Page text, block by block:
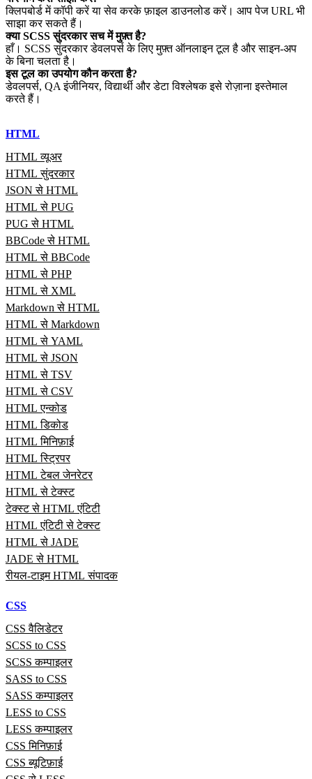
क्लिपबोर्ड में कॉपी करें या सेव करके फ़ाइल डाउनलोड करें। आप पेज URL भी
साझा कर सकते हैं।
क्या SCSS सुंदरकार सच में मुफ़्त है?
हाँ। SCSS सुंदरकार डेवलपर्स के लिए मुफ़्त ऑनलाइन टूल है और साइन‑अप
के बिना चलता है।
इस टूल का उपयोग कौन करता है?
डेवलपर्स, QA इंजीनियर, विद्यार्थी और डेटा विश्लेषक इसे रोज़ाना इस्तेमाल
करते हैं।
HTML
HTML व्यूअर
HTML सुंदरकार
JSON से HTML
HTML से PUG
PUG से HTML
BBCode से HTML
HTML से BBCode
HTML से PHP
HTML से XML
Markdown से HTML
HTML से Markdown
HTML से YAML
HTML से JSON
HTML से TSV
HTML से CSV
HTML एन्कोड
HTML डिकोड
HTML मिनिफ़ाई
HTML स्ट्रिपर
HTML टेबल जेनरेटर
HTML से टेक्स्ट
टेक्स्ट से HTML एंटिटी
HTML एंटिटी से टेक्स्ट
HTML से JADE
JADE से HTML
रीयल‑टाइम HTML संपादक
CSS
CSS वैलिडेटर
SCSS to CSS
SCSS कम्पाइलर
SASS to CSS
SASS कम्पाइलर
LESS to CSS
LESS कम्पाइलर
CSS मिनिफ़ाई
CSS ब्यूटिफ़ाई